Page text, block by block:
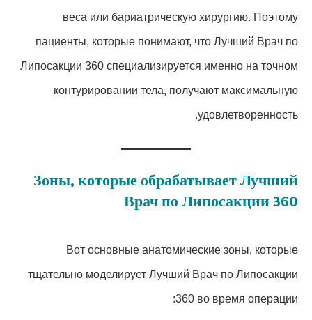
веса или бариатрическую хирургию. Поэтому
пациенты, которые понимают, что Лучший Врач по
Липосакции 360 специализируется именно на точном
контурировании тела, получают максимальную
удовлетворенность.
Зоны, которые обрабатывает Лучший
Врач по Липосакции 360
Вот основные анатомические зоны, которые
тщательно моделирует Лучший Врач по Липосакции
360 во время операции: